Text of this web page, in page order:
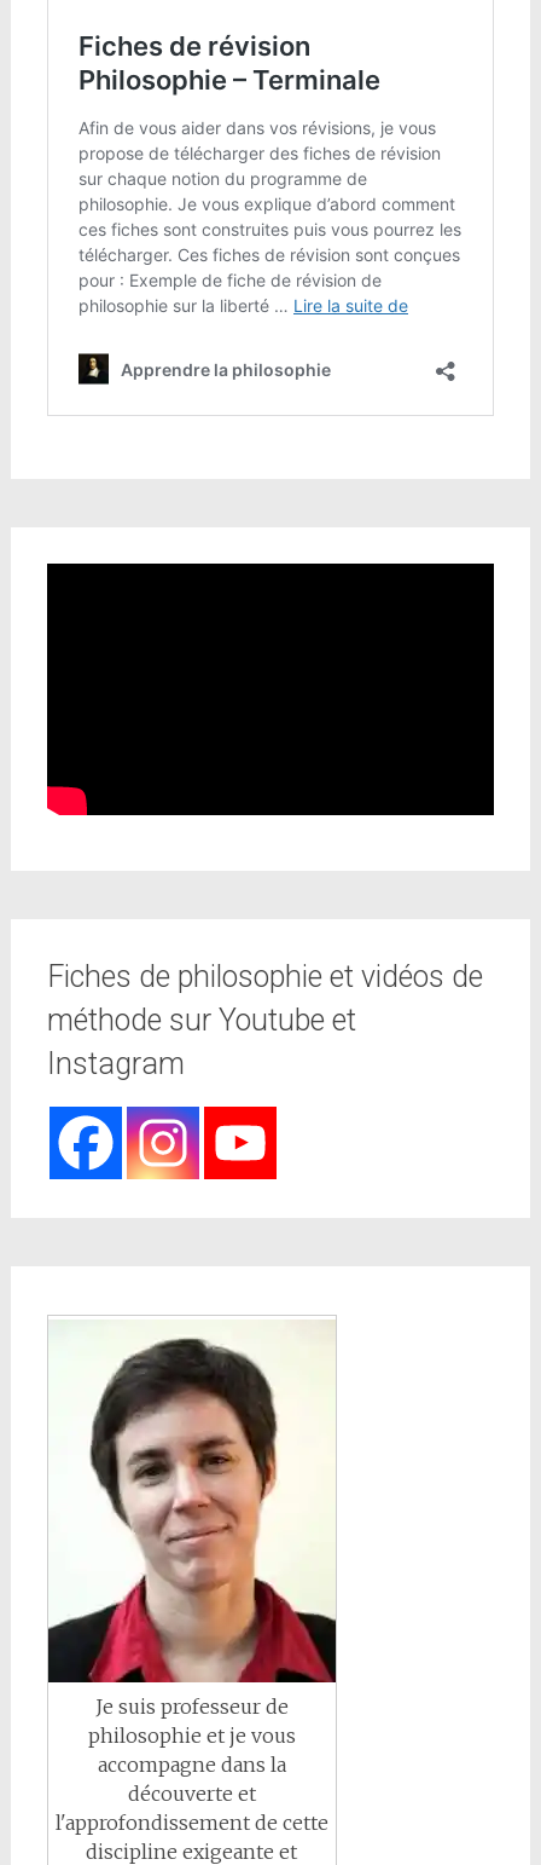
Fiches de philosophie et vidéos de
méthode sur Youtube et
Instagram
Je suis professeur de
philosophie et je vous
accompagne dans la
découverte et
l'approfondissement de cette
discipline exigeante et